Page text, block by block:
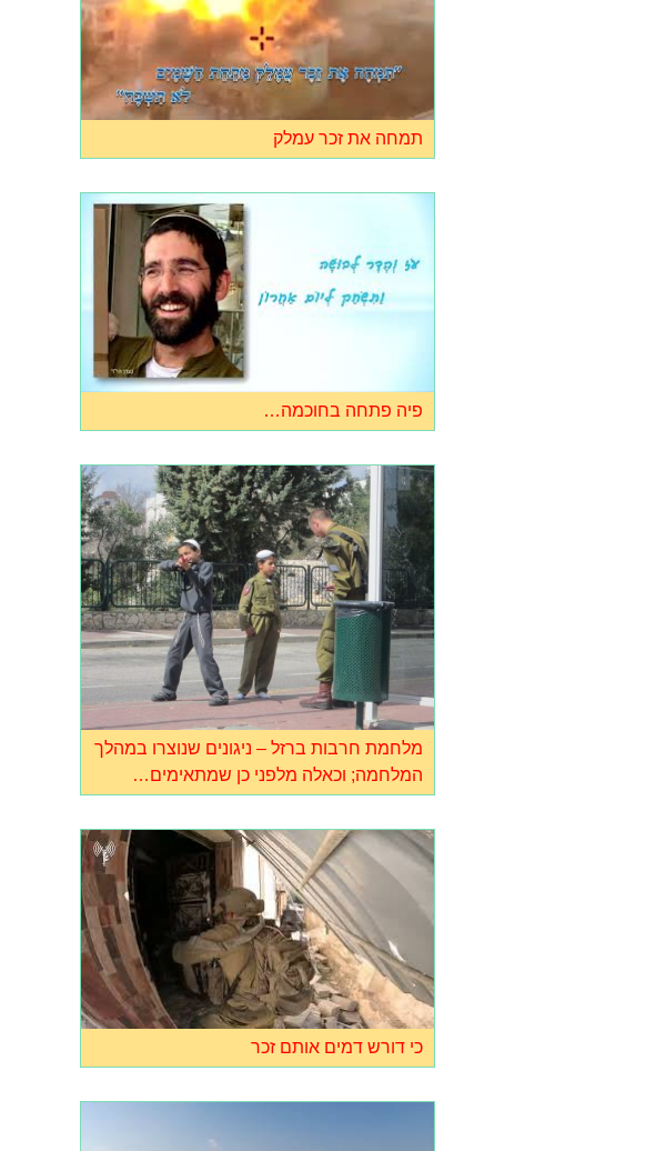
תמחה את זכר עמלק
פיה פתחה בחוכמה…
מלחמת חרבות ברזל – ניגונים שנוצרו במהלך
המלחמה; וכאלה מלפני כן שמתאימים…
כי דורש דמים אותם זכר